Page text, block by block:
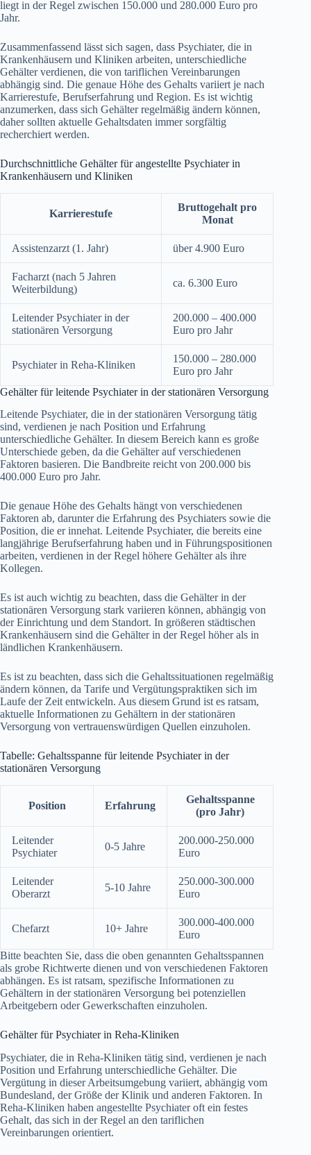
liegt in der Regel zwischen 150.000 und 280.000 Euro pro
Jahr.
Zusammenfassend lässt sich sagen, dass Psychiater, die in
Krankenhäusern und Kliniken arbeiten, unterschiedliche
Gehälter verdienen, die von tariflichen Vereinbarungen
abhängig sind. Die genaue Höhe des Gehalts variiert je nach
Karrierestufe, Berufserfahrung und Region. Es ist wichtig
anzumerken, dass sich Gehälter regelmäßig ändern können,
daher sollten aktuelle Gehaltsdaten immer sorgfältig
recherchiert werden.
Durchschnittliche Gehälter für angestellte Psychiater in
Krankenhäusern und Kliniken
Karrierestufe
Bruttogehalt pro
Monat
Assistenzarzt (1. Jahr) über 4.900 Euro
Facharzt (nach 5 Jahren
Weiterbildung)
ca. 6.300 Euro
Leitender Psychiater in der
stationären Versorgung
200.000 – 400.000
Euro pro Jahr
Psychiater in Reha-Kliniken
150.000 – 280.000
Euro pro Jahr
Gehälter für leitende Psychiater in der stationären Versorgung
Leitende Psychiater, die in der stationären Versorgung tätig
sind, verdienen je nach Position und Erfahrung
unterschiedliche Gehälter. In diesem Bereich kann es große
Unterschiede geben, da die Gehälter auf verschiedenen
Faktoren basieren. Die Bandbreite reicht von 200.000 bis
400.000 Euro pro Jahr.
Die genaue Höhe des Gehalts hängt von verschiedenen
Faktoren ab, darunter die Erfahrung des Psychiaters sowie die
Position, die er innehat. Leitende Psychiater, die bereits eine
langjährige Berufserfahrung haben und in Führungspositionen
arbeiten, verdienen in der Regel höhere Gehälter als ihre
Kollegen.
Es ist auch wichtig zu beachten, dass die Gehälter in der
stationären Versorgung stark variieren können, abhängig von
der Einrichtung und dem Standort. In größeren städtischen
Krankenhäusern sind die Gehälter in der Regel höher als in
ländlichen Krankenhäusern.
Es ist zu beachten, dass sich die Gehaltssituationen regelmäßig
ändern können, da Tarife und Vergütungspraktiken sich im
Laufe der Zeit entwickeln. Aus diesem Grund ist es ratsam,
aktuelle Informationen zu Gehältern in der stationären
Versorgung von vertrauenswürdigen Quellen einzuholen.
Tabelle: Gehaltsspanne für leitende Psychiater in der
stationären Versorgung
Position Erfahrung
Gehaltsspanne
(pro Jahr)
Leitender
Psychiater
0-5 Jahre
200.000-250.000
Euro
Leitender
Oberarzt
5-10 Jahre
250.000-300.000
Euro
Chefarzt 10+ Jahre
300.000-400.000
Euro
Bitte beachten Sie, dass die oben genannten Gehaltsspannen
als grobe Richtwerte dienen und von verschiedenen Faktoren
abhängen. Es ist ratsam, spezifische Informationen zu
Gehältern in der stationären Versorgung bei potenziellen
Arbeitgebern oder Gewerkschaften einzuholen.
Gehälter für Psychiater in Reha-Kliniken
Psychiater, die in Reha-Kliniken tätig sind, verdienen je nach
Position und Erfahrung unterschiedliche Gehälter. Die
Vergütung in dieser Arbeitsumgebung variiert, abhängig vom
Bundesland, der Größe der Klinik und anderen Faktoren. In
Reha-Kliniken haben angestellte Psychiater oft ein festes
Gehalt, das sich in der Regel an den tariflichen
Vereinbarungen orientiert.